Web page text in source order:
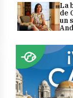
La
de
un